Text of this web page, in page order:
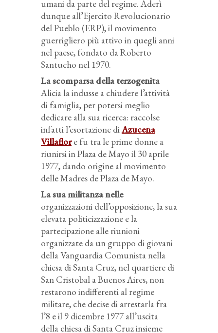
umani da parte del regime. Aderì
dunque all’Ejercito Revolucionario
del Pueblo (ERP), il movimento
guerrigliero più attivo in quegli anni
nel paese, fondato da Roberto
Santucho nel 1970.
La scomparsa della terzogenita
Alicia la indusse a chiudere l’attività
di famiglia, per potersi meglio
dedicare alla sua ricerca: raccolse
infatti l’esortazione diAzucena
Villaflore fu tra le prime donne a
riunirsi in Plaza de Mayo il 30 aprile
1977, dando origine al movimento
delle Madres de Plaza de Mayo.
La sua militanza nelle
organizzazioni dell’opposizione, la sua
elevata politicizzazione e la
partecipazione alle riunioni
organizzate da un gruppo di giovani
della Vanguardia Comunista nella
chiesa di Santa Cruz, nel quartiere di
San Cristobal a Buenos Aires, non
restarono indifferenti al regime
militare, che decise di arrestarla fra
l’8 e il 9 dicembre 1977 all’uscita
della chiesa di Santa Cruz insieme